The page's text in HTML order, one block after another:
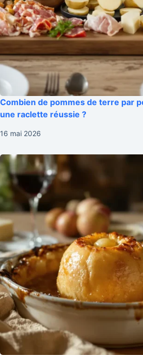
Combien de pommes de terre par
une raclette réussie ?
16 mai 2026